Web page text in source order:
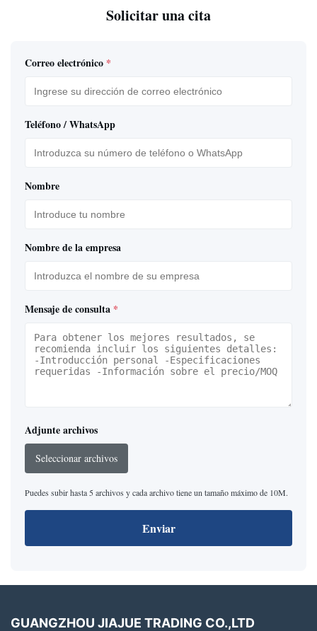
Solicitar una cita
Correo electrónico *
Teléfono / WhatsApp
Nombre
Nombre de la empresa
Mensaje de consulta *
Adjunte archivos
Seleccionar archivos
Puedes subir hasta 5 archivos y cada archivo tiene un tamaño máximo de 10M.
Enviar
GUANGZHOU JIAJUE TRADING CO.,LTD